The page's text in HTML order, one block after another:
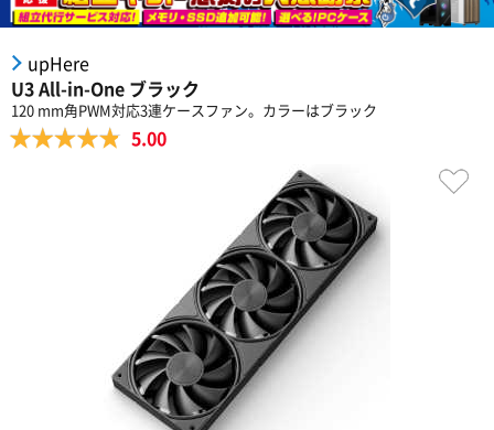
upHere
U3 All-in-One ブラック
120 mm角PWM対応3連ケースファン。カラーはブラック
5.00